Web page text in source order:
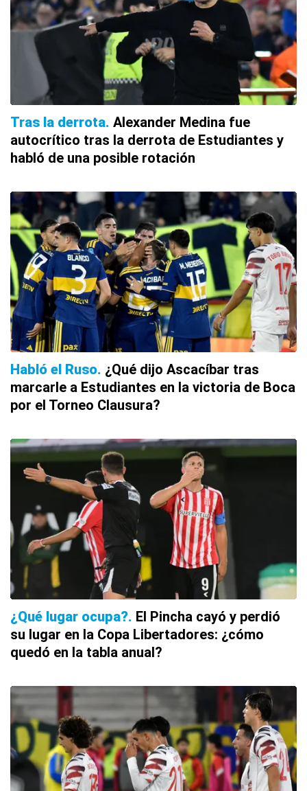
Tras la derrota Alexander Medina fue
autocrítico tras la derrota de Estudiantes y
habló de una posible rotación
Habló el Ruso ¿Qué dijo Ascacíbar tras
marcarle a Estudiantes en la victoria de Boca
por el Torneo Clausura?
¿Qué lugar ocupa? El Pincha cayó y perdió
su lugar en la Copa Libertadores: ¿cómo
quedó en la tabla anual?